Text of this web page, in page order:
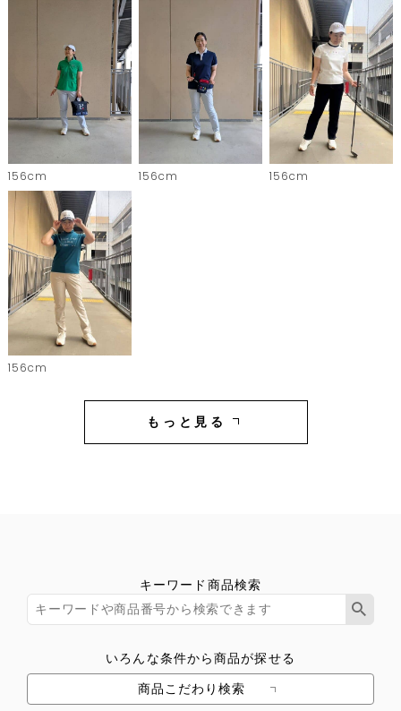
156cm 156cm 156cm
156cm
もっと見る
キーワード商品検索
いろんな条件から商品が探せる
商品こだわり検索